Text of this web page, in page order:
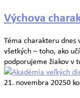
Výchova
Téma charakteru dnes
všetkých – toho, ako
podporujeme žiakov v
21. novembra 20250